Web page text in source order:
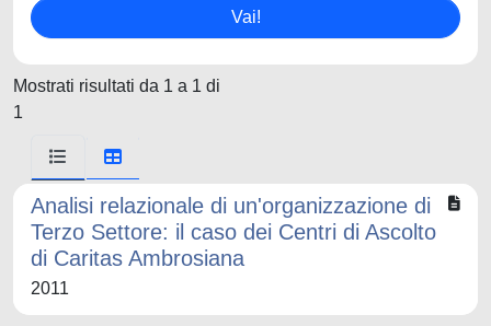
Mostrati risultati da 1 a 1 di
1
Analisi relazionale di un'organizzazione di
Terzo Settore: il caso dei Centri di Ascolto
di Caritas Ambrosiana
2011